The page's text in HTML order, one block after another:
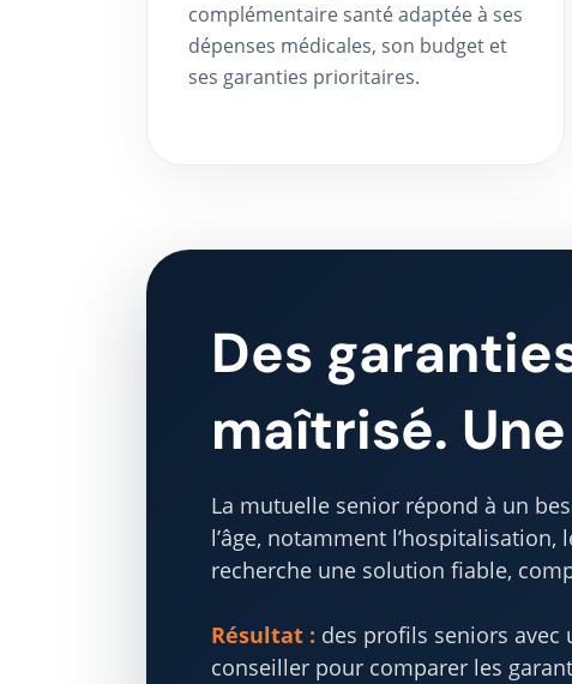
complémentaire santé adaptée à ses
dépenses médicales, son budget et
ses garanties prioritaires.
Des
maîtrisé.
La mutuelle senior répond à un
l’âge, notamment
recherche une solution fiable,
Résultat : des profils seniors avec
conseiller pour comparer les